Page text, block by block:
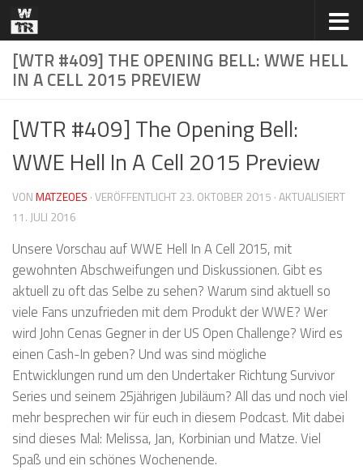
Zum Inhalt springen
[WTR #409] THE OPENING BELL: WWE HELL
IN A CELL 2015 PREVIEW
[WTR #409] The Opening Bell:
WWE Hell In A Cell 2015 Preview
VONMATZEOES · VERÖFFENTLICHT23. OKTOBER 2015 · AKTUALISIERT
11. JULI 2016
Unsere Vorschau auf WWE Hell In A Cell 2015, mit
gewohnten Abschweifungen und Diskussionen. Gibt es
aktuell zu oft das Selbe zu sehen? Warum sind aktuell so
viele Fans unzufrieden mit dem Produkt der WWE? Wer
wird John Cenas Gegner in der US Open Challenge? Wird es
einen Cash-In geben? Und was sind mögliche
Entwicklungen rund um den Undertaker Richtung Survivor
Series und seinem 25jährigen Jubiläum? All das und noch viel
mehr besprechen wir für euch in diesem Podcast. Mit dabei
sind dieses Mal: Melissa, Jan, Korbinian und Matze. Viel
Spaß und ein schönes Wochenende.